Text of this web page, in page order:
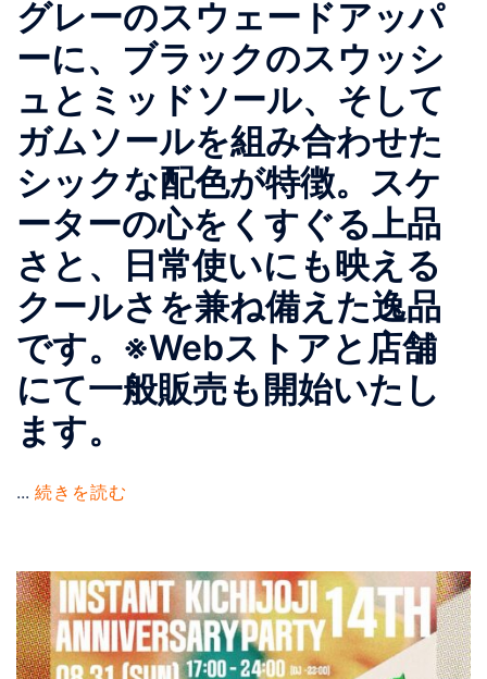
グレーのスウェードアッパ
ーに、ブラックのスウッシ
ュとミッドソール、そして
ガムソールを組み合わせた
シックな配色が特徴。スケ
ーターの心をくすぐる上品
さと、日常使いにも映える
クールさを兼ね備えた逸品
です。※Webストアと店舗
にて一般販売も開始いたし
ます。
... 続きを読む